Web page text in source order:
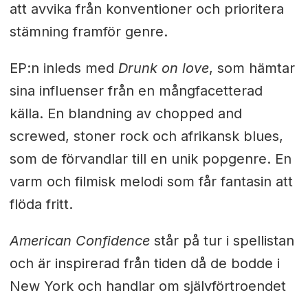
att avvika från konventioner och prioritera
stämning framför genre.
EP:n inleds med Drunk on love, som hämtar
sina influenser från en mångfacetterad
källa. En blandning av chopped and
screwed, stoner rock och afrikansk blues,
som de förvandlar till en unik popgenre. En
varm och filmisk melodi som får fantasin att
flöda fritt.
American Confidencestår på tur i spellistan
och är inspirerad från tiden då de bodde i
New York och handlar om självförtroendet